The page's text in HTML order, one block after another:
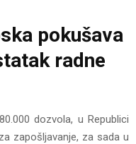
pokušava
radne
dozvola, u Republici
zapošljavanje, za sada u